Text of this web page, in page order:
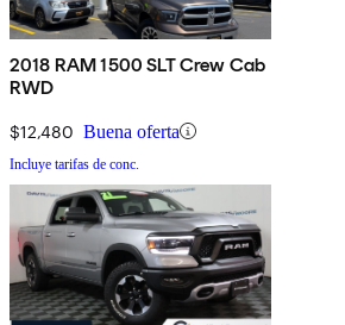
2018 RAM 1500 SLT Crew Cab
RWD
$12,480 Buena oferta
Incluye tarifas de conc.